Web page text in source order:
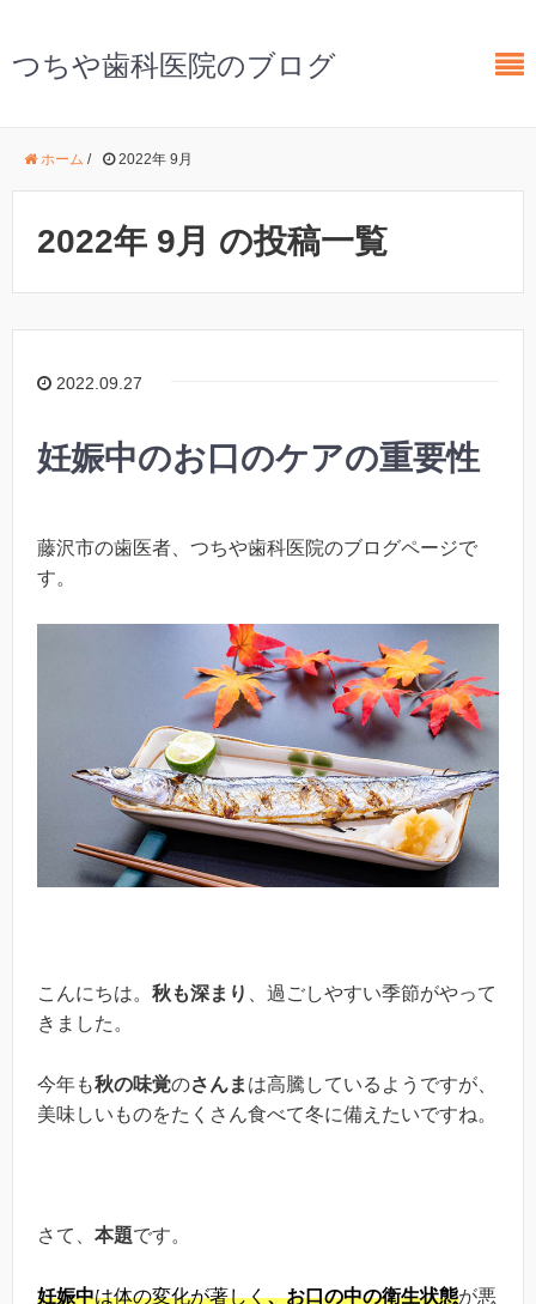
つちや歯科医院のブログ
ホーム / 2022年 9月
2022年 9月 の投稿一覧
2022.09.27
妊娠中のお口のケアの重要性
藤沢市の歯医者、つちや歯科医院のブログページで
す。
こんにちは。 秋も深まり
、過ごしやすい季節がやって
きました。
今年も秋の味覚のさんま は高騰しているようですが、
美味しいものをたくさん食べて冬に備えたいですね。
さて、 本題です。
妊娠中は体の変化が著しく、お口の中の衛生状態が悪